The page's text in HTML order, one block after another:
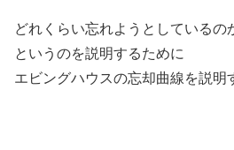
どれくらい忘れようとしているの
というのを説明するために
エビングハウスの忘却曲線を説明